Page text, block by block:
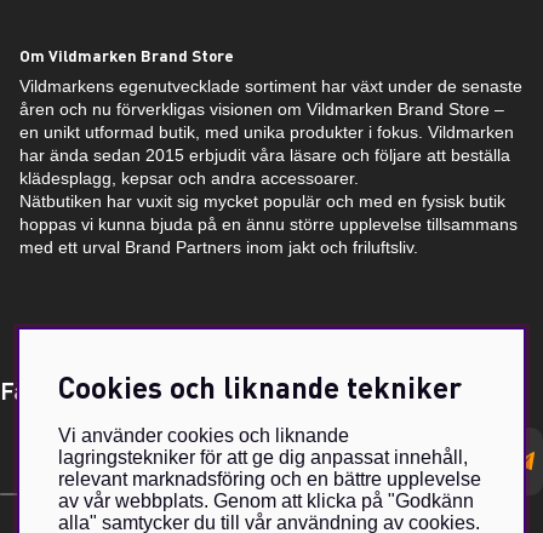
Om Vildmarken Brand Store
Vildmarkens egenutvecklade sortiment har växt under de senaste
åren och nu förverkligas visionen om Vildmarken Brand Store –
en unikt utformad butik, med unika produkter i fokus. Vildmarken
har ända sedan 2015 erbjudit våra läsare och följare att beställa
klädesplagg, kepsar och andra accessoarer.
Nätbutiken har vuxit sig mycket populär och med en fysisk butik
hoppas vi kunna bjuda på en ännu större upplevelse tillsammans
med ett urval Brand Partners inom jakt och friluftsliv.
Få Magasin Vildmarken direkt till din e-post!*
postadress
Cookies och liknande tekniker
Vi använder cookies och liknande
lagringstekniker för att ge dig anpassat innehåll,
relevant marknadsföring och en bättre upplevelse
av vår webbplats. Genom att klicka på "Godkänn
alla" samtycker du till vår användning av cookies.